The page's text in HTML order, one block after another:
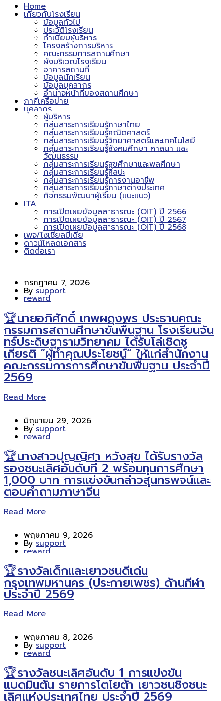
Home
เกี่ยวกับโรงเรียน
ข้อมูลทั่วไป
ประวัติโรงเรียน
ทำเนียบผู้บริหาร
โครงสร้างการบริหาร
คณะกรรมการสถานศึกษา
ผังบริเวณโรงเรียน
อาคารสถานที่
ข้อมูลนักเรียน
ข้อมูลบุคลากร
อำนาจหน้าที่ของสถานศึกษา
ภาคีเครือข่าย
บุคลากร
ผู้บริหาร
กลุ่มสาระการเรียนรู้ภาษาไทย
กลุ่มสาระการเรียนรู้คณิตศาสตร์
กลุ่มสาระการเรียนรู้วิทยาศาสตร์และเทคโนโลยี
กลุ่มสาระการเรียนรู้สังคมศึกษา ศาสนา และ
วัฒนธรรม
กลุ่มสาระการเรียนรู้สุขศึกษาและพลศึกษา
กลุ่มสาระการเรียนรู้ศิลปะ
กลุ่มสาระการเรียนรู้การงานอาชีพ
กลุ่มสาระการเรียนรู้ภาษาต่างประเทศ
กิจกรรมพัฒนาผู้เรียน (แนะแนว)
ITA
การเปิดเผยข้อมูลสาธารณะ (OIT) ปี 2566
การเปิดเผยข้อมูลสาธารณะ (OIT) ปี 2567
การเปิดเผยข้อมูลสาธารณะ (OIT) ปี 2568
เพจ/โซเชียลมีเดีย
ดาวน์โหลดเอกสาร
ติดต่อเรา
กรกฎาคม 7, 2026
By support
reward
🏆นายอภิศักดิ์ เทพผดุงพร ประธานคณะ
กรรมการสถานศึกษาขั้นพื้นฐาน โรงเรียนจัน
ทร์ประดิษฐารามวิทยาคม ได้รับโล่เชิดชู
เกียรติ “ผู้ทำคุณประโยชน์” ให้แก่สำนักงาน
คณะกรรมการการศึกษาขั้นพื้นฐาน ประจำปี
2569
Read More
มิถุนายน 29, 2026
Bysupport
reward
🏆นางสาวปุญญิศา หวังสุข ได้รับรางวัล
รองชนะเลิศอันดับที่ 2 พร้อมทุนการศึกษา
1,000 บาท การแข่งขันกล่าวสุนทรพจน์และ
ตอบคำถามภาษาจีน
Read More
พฤษภาคม 9, 2026
Bysupport
reward
🏆รางวัลเด็กและเยาวชนดีเด่น
กรุงเทพมหานคร (ประกายเพชร) ด้านกีฬา
ประจำปี 2569
Read More
พฤษภาคม 8, 2026
By support
reward
🏆รางวัลชนะเลิศอันดับ 1 การแข่งขัน
แบดมินตัน รายการโตโยต้า เยาวชนชิงชนะ
เลิศแห่งประเทศไทย ประจำปี 2569